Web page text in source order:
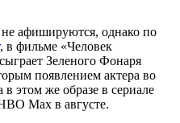
афишируются, однако по
, в фильме «Человек
сыграет Зеленого Фонаря
появлением актера во
этом же образе в сериале
Max в августе.